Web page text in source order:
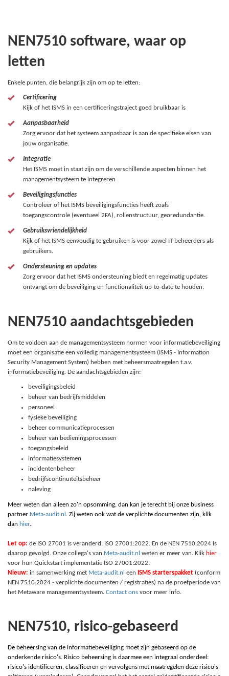
NEN7510 software, waar op
letten
Enkele punten, die belangrijk zijn om op te letten:
Certificering
Kijk of het ISMS in een certificeringstraject goed bruikbaar is
Aanpasbaarheid
Zorg ervoor dat het systeem aanpasbaar is aan de specifieke eisen van
jouw organisatie.
Integratie
Het ISMS moet in staat zijn om de verschillende aspecten binnen het
managementsysteem te integreren
Beveiligingsfuncties
Controleer of het ISMS beveiligingsfuncties heeft zoals
toegangscontrole (eventueel 2FA), rollenstructuur, georedundantie.
Gebruiksvriendelijkheid
Kijk of het ISMS eenvoudig te gebruiken is voor zowel IT-beheerders als
gebruikers.
Ondersteuning en updates
Zorg ervoor dat het ISMS ondersteuning biedt en regelmatig updates
ontvangt om de beveiliging en functionaliteit up-to-date te houden.
NEN7510 aandachtsgebieden
Om te voldoen aan de managementsysteem normen voor informatiebeveiliging
moet een organisatie een volledig managementsysteem (ISMS - Information
Security Management System) hebben met beheersmaatregelen t.a.v.
informatiebeveiliging. De aandachtsgebieden zijn:
beveiligingsbeleid
beheer van bedrijfsmiddelen
personeel
fysieke beveiliging
beheer communicatieprocessen
beheer van bedieningsprocessen
toegangsbeleid
informatiesystemen
incidentenbeheer
bedrijfscontinuïteitsbeheer
naleving
Meer weten dan alleen zo'n opsomming, dan kan je terecht bij onze business
partner Meta-audit.nl . Zij weten ook wat de verplichte documenten zijn, klik
dan hier.
Let op: de ISO 27001 is veranderd, ISO 27001:2022. En de NEN 7510:2024 is
daarop gevolgd. Onze collega's van Meta-audit.nl weten er meer van. Klik hier
voor hun Quickstart implementatie ISO 27001:2022.
Nieuw: in samenwerking met Meta-audit.nl een ISMS starterspakket (conform
NEN 7510:2024 - verplichte documenten / registraties) na de proefperiode van
het Metaware managementsysteem. Contact ons voor meer info.
NEN7510, risico-gebaseerd
De beheersing van de informatiebeveiliging moet zijn gebaseerd op de
onderkende risico's. Risico beheersing is daarmee een integraal onderdeel:
risico's identificeren, classificeren en vervolgens met maatregelen deze risico's